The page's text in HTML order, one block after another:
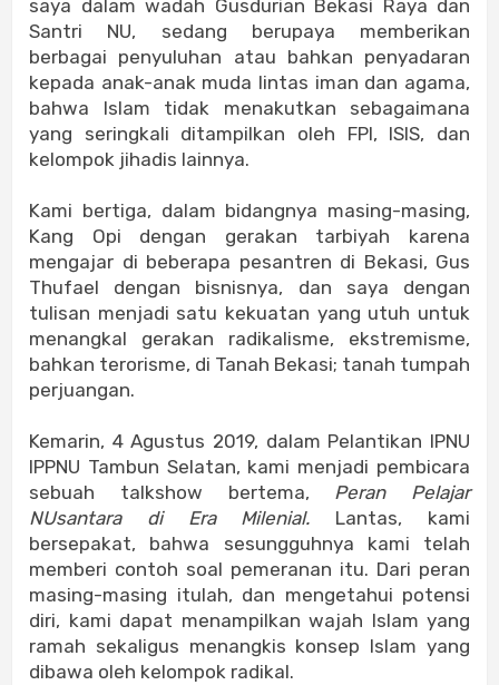
saya dalam wadah Gusdurian Bekasi Raya dan
Santri NU, sedang berupaya memberikan
berbagai penyuluhan atau bahkan penyadaran
kepada anak-anak muda lintas iman dan agama,
bahwa Islam tidak menakutkan sebagaimana
yang seringkali ditampilkan oleh FPI, ISIS, dan
kelompok jihadis lainnya.
Kami bertiga, dalam bidangnya masing-masing,
Kang Opi dengan gerakan tarbiyah karena
mengajar di beberapa pesantren di Bekasi, Gus
Thufael dengan bisnisnya, dan saya dengan
tulisan menjadi satu kekuatan yang utuh untuk
menangkal gerakan radikalisme, ekstremisme,
bahkan terorisme, di Tanah Bekasi; tanah tumpah
perjuangan.
Kemarin, 4 Agustus 2019, dalam Pelantikan IPNU
IPPNU Tambun Selatan, kami menjadi pembicara
sebuah talkshow bertema, Peran Pelajar
NUsantara di Era Milenial. Lantas, kami
bersepakat, bahwa sesungguhnya kami telah
memberi contoh soal pemeranan itu. Dari peran
masing-masing itulah, dan mengetahui potensi
diri, kami dapat menampilkan wajah Islam yang
ramah sekaligus menangkis konsep Islam yang
dibawa oleh kelompok radikal.